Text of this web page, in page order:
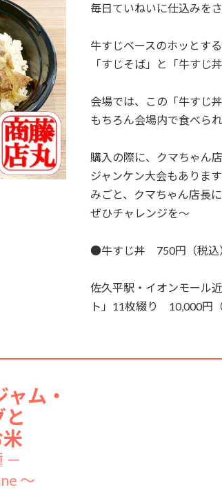
毎日ていねいに仕込みを
牛すじベースのホッとす
「すじそば」と「牛すじ
会場では、この「牛すじ
もちろん会場内で食べら
購入の際に、クマちゃん
ジャンケン大会もありま
みごと、クマちゃん店長
ぜひチャレンジを～
●牛すじ丼 750円（税込
佐久平駅・イオンモール
ト」11枚綴り 10,000円
ャム・
と
～